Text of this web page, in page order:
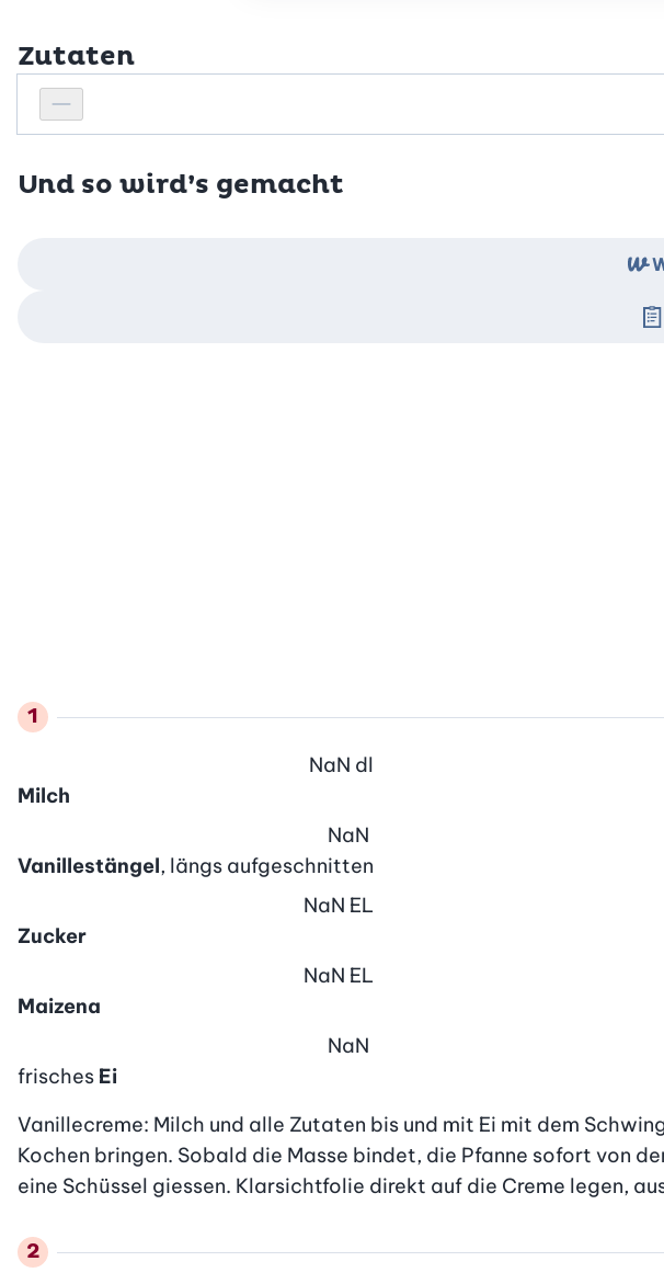
Zutaten
Personenanzahl verringern
Personenanzahl
Und so wird’s gemacht
Milch
NaN dl
Vanillestängel, längs aufgeschnitten
NaN
Zucker
NaN EL
Maizena
NaN EL
frisches Ei
NaN
Vanillecreme: Milch und alle Zutaten bis und mit Ei mit dem
Kochen bringen. Sobald die Masse bindet, die Pfanne sofort von
eine Schüssel giessen. Klarsichtfolie direkt auf die Creme legen,